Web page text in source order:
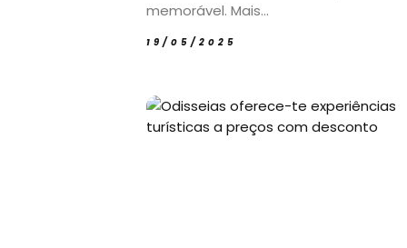
memorável. Mais...
19/05/2025